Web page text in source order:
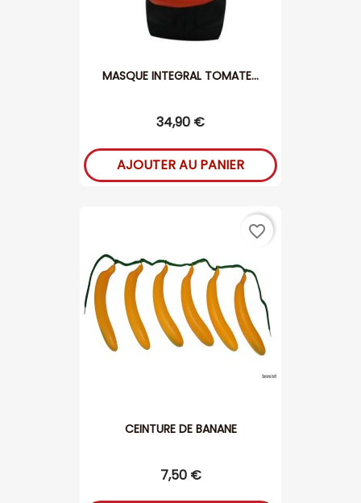
MASQUE INTEGRAL TOMATE...
34,90 €
AJOUTER AU PANIER
CEINTURE DE BANANE
7,50 €
favorite_border